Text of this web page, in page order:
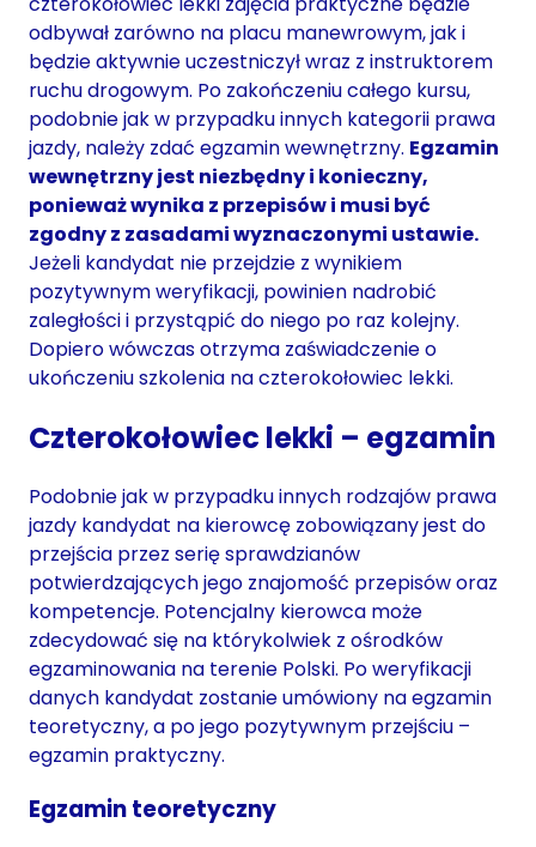
odbywał zarówno na placu manewrowym, jak i
będzie aktywnie uczestniczył wraz z instruktorem
ruchu drogowym. Po zakończeniu całego kursu,
podobnie jak w przypadku innych kategorii prawa
jazdy, należy zdać egzamin wewnętrzny. Egzamin
wewnętrzny jest niezbędny i konieczny,
ponieważ wynika z przepisów i musi być
zgodny z zasadami wyznaczonymi ustawie.
Jeżeli kandydat nie przejdzie z wynikiem
pozytywnym weryfikacji, powinien nadrobić
zaległości i przystąpić do niego po raz kolejny.
Dopiero wówczas otrzyma zaświadczenie o
ukończeniu szkolenia na czterokołowiec lekki.
Czterokołowiec lekki – egzamin
Podobnie jak w przypadku innych rodzajów prawa
jazdy kandydat na kierowcę zobowiązany jest do
przejścia przez serię sprawdzianów
potwierdzających jego znajomość przepisów oraz
kompetencje. Potencjalny kierowca może
zdecydować się na którykolwiek z ośrodków
egzaminowania na terenie Polski. Po weryfikacji
danych kandydat zostanie umówiony na egzamin
teoretyczny, a po jego pozytywnym przejściu –
egzamin praktyczny.
Egzamin teoretyczny